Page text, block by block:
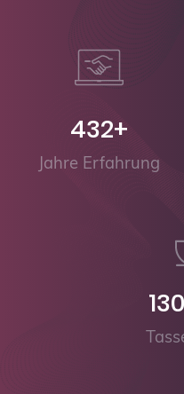
432+
Jahre Erfahrung